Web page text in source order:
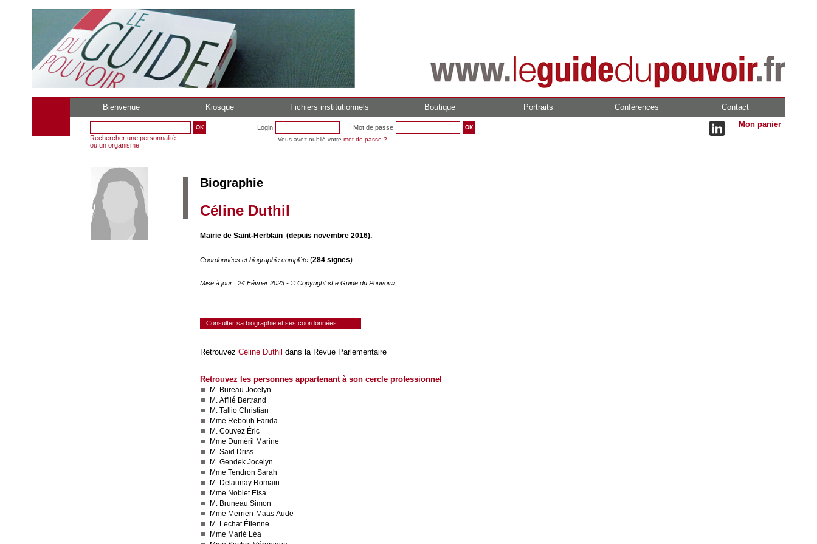
Bienvenue Kiosque Fichiers institutionnels Boutique Portraits Conférences Contact
Rechercher une personnalité
ou un organisme
Login Mot de passe
Vous avez oublié votre mot de passe ?
Mon panier
Biographie
Céline Duthil
Mairie de Saint-Herblain (depuis novembre 2016).
Coordonnées et biographie complète (284 signes)
Mise à jour : 24 Février 2023 - © Copyright «Le Guide du Pouvoir»
Consulter sa biographie et ses coordonnées
Retrouvez Céline Duthil dans la Revue Parlementaire
Retrouvez les personnes appartenant à son cercle professionnel
M. Bureau Jocelyn
M. Affilé Bertrand
M. Tallio Christian
Mme Rebouh Farida
M. Couvez Éric
Mme Duméril Marine
M. Saïd Driss
M. Gendek Jocelyn
Mme Tendron Sarah
M. Delaunay Romain
Mme Noblet Elsa
M. Bruneau Simon
Mme Merrien-Maas Aude
M. Lechat Étienne
Mme Marié Léa